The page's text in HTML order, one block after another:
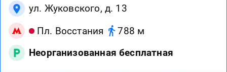
ул. Жуковского, д. 13
Пл. Восстания
788 м
Неорганизованная бесплатная